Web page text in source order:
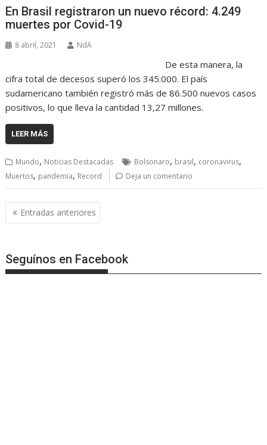
En Brasil registraron un nuevo récord: 4.249
muertes por Covid-19
8 abril, 2021 NdA
De esta manera, la
cifra total de decesos superó los 345.000. El país
sudamericano también registró más de 86.500 nuevos casos
positivos, lo que lleva la cantidad 13,27 millones.
LEER MÁS
Mundo, Noticias Destacadas Bolsonaro, brasil, coronavirus,
Muertos, pandemia, Record Deja un comentario
Navegación
de
Entradas anteriores
Seguínos en Facebook